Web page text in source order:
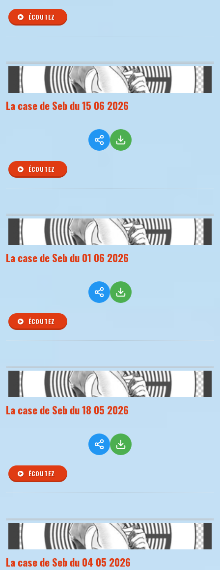
ÉCOUTEZ
La case de Seb du 15 06 2026
ÉCOUTEZ
La case de Seb du 01 06 2026
ÉCOUTEZ
La case de Seb du 18 05 2026
ÉCOUTEZ
La case de Seb du 04 05 2026